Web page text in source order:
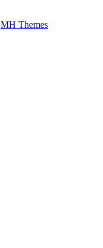
MH Themes